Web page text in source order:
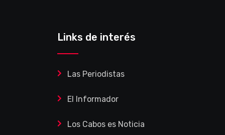
Links de interés
Las Periodistas
El Informador
Los Cabos es Noticia